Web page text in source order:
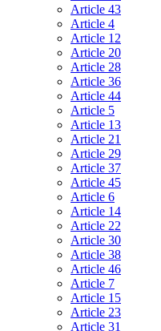
Article 43
Article 4
Article 12
Article 20
Article 28
Article 36
Article 44
Article 5
Article 13
Article 21
Article 29
Article 37
Article 45
Article 6
Article 14
Article 22
Article 30
Article 38
Article 46
Article 7
Article 15
Article 23
Article 31